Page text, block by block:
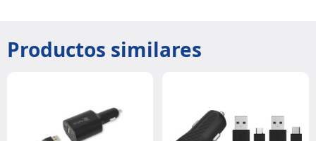
Productos similares